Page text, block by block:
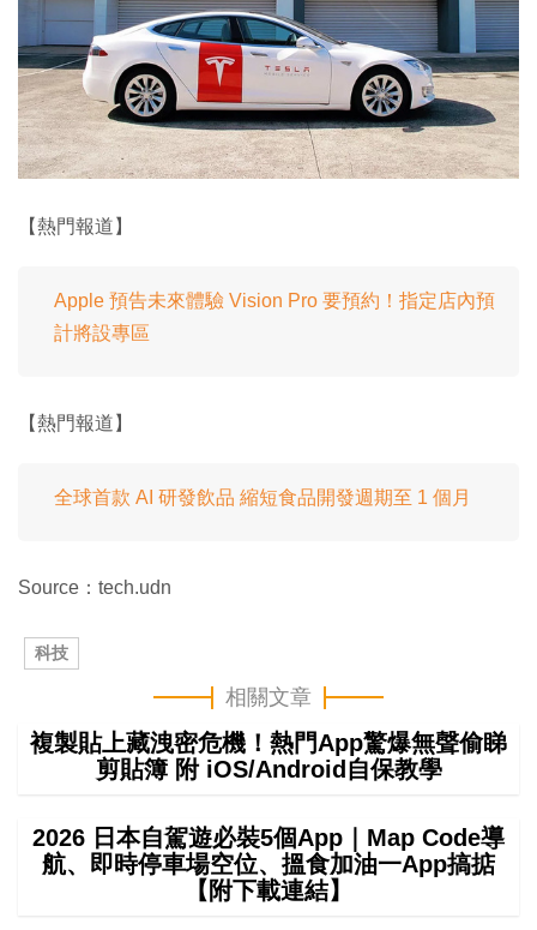
【熱門報道】
Apple 預告未來體驗 Vision Pro 要預約！指定店內預
計將設專區
【熱門報道】
全球首款 AI 研發飲品 縮短食品開發週期至 1 個月
Source：tech.udn
科技
相關文章
複製貼上藏洩密危機！熱門App驚爆無聲偷睇
剪貼簿 附 iOS/Android自保教學
2026 日本自駕遊必裝5個App｜Map Code導
航、即時停車場空位、搵食加油一App搞掂
【附下載連結】